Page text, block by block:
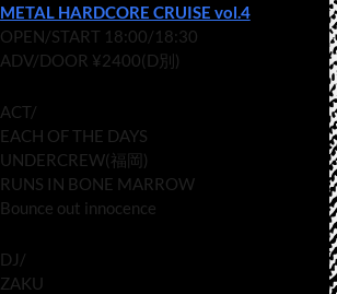
METAL HARDCORE CRUISE vol.4
OPEN/START 18:00/18:30
ADV/DOOR ¥2400(D別)
ACT/
EACH OF THE DAYS
UNDERCREW(福岡)
RUNS IN BONE MARROW
Bounce out innocence
DJ/
ZAKU